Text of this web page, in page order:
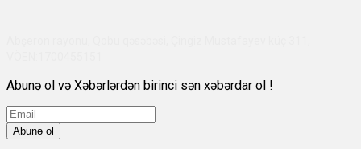
Abunə ol və Xəbərlərdən birinci sən xəbərdar ol !
Abunə ol